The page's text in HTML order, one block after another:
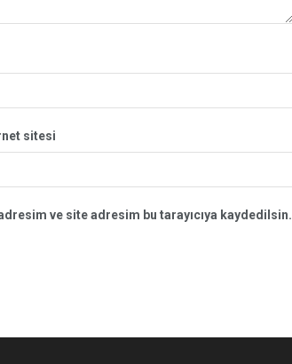
sitesi
ve site adresim bu tarayıcıya kaydedilsin.